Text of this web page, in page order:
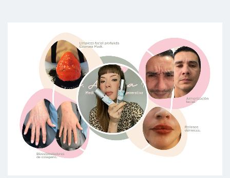
Excelente profesional, los
productos que usa son de calidad
con excelentes resultados
Paciente